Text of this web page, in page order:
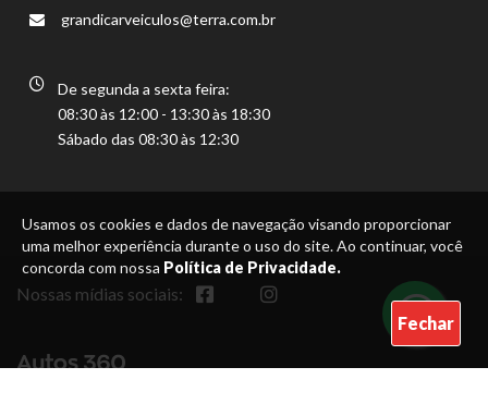
Usamos os cookies e dados de navegação visando proporcionar
uma melhor experiência durante o uso do site. Ao continuar, você
concorda com nossa Política de Privacidade.
Fechar
grandicarveiculos@terra.com.br
De segunda a sexta feira:
08:30 às 12:00 - 13:30 às 18:30
Sábado das 08:30 às 12:30
Nossas mídias sociais: